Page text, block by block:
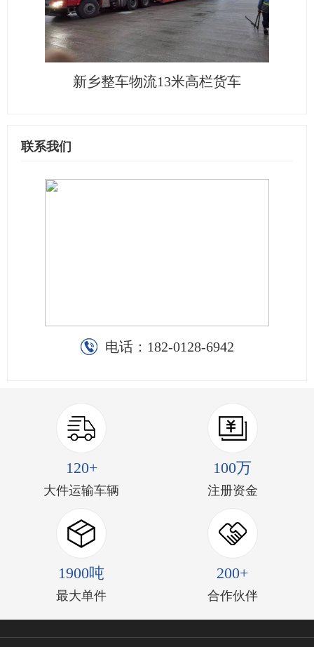
新乡整车物流13米高栏货车
联系我们
电话： 182-0128-6942
120+
大件运输车辆
100万
注册资金
1900吨
最大单件
200+
合作伙伴